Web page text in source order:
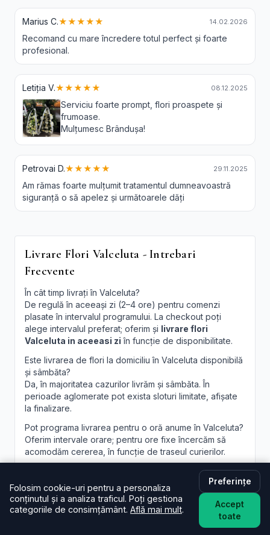
Marius C.★★★★★ 14.02.2026
Recomand cu mare încredere totul perfect și foarte
profesional.
Letiția V.★★★★★ 08.12.2025
Serviciu foarte prompt, flori proaspete și
frumoase.
Mulțumesc Brândușa!
Petrovai D.★★★★★ 29.11.2025
Am rămas foarte mulțumit tratamentul dumneavoastră
siguranță o să apelez și următoarele dăți
Livrare Flori Valceluta - Intrebari
Frecvente
În cât timp livrați în Valceluta?
De regulă în aceeași zi (2–4 ore) pentru comenzi
plasate în intervalul programului. La checkout poți
alege intervalul preferat; oferim și livrare flori
Valceluta in aceeasi zi în funcție de disponibilitate.
Este livrarea de flori la domiciliu în Valceluta disponibilă
și sâmbăta?
Da, în majoritatea cazurilor livrăm și sâmbăta. În
perioade aglomerate pot exista sloturi limitate, afișate
la finalizare.
Pot programa livrarea pentru o oră anume în Valceluta?
Oferim intervale orare; pentru ore fixe încercăm să
acomodăm cererea, în funcție de traseul curierilor.
Pot adăuga un mesaj personalizat la buchet?
Desigur. Felicitarea este inclusă; scrie mesajul dorit în
câmpul dedicat, iar noi îl vom imprima lizibil. Realizăm și
aranjamente florale Valcelutapersonalizate, la
Folosim cookie-uri pentru a personaliza
conținutul și a analiza traficul. Poți gestiona
categoriile de consimțământ. Află mai mult.
Preferințe
Accept
toate